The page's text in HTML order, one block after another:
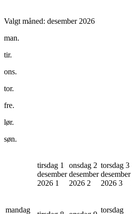
Valgt måned: desember 2026
man.
tir.
ons.
tor.
fre.
lør.
søn.
tirsdag 1
desember
2026 1
onsdag 2
desember
2026 2
torsdag 3
desember
2026 3
mandag torsdag